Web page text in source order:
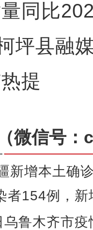
同比
县融媒
提
（微信号
新增本土确
者154例，新
鲁木齐市
民警化身“云上